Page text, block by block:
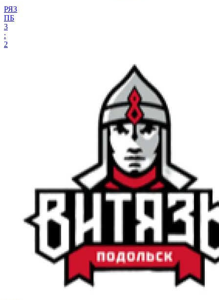
РЯЗ
ПБ
3
:
2